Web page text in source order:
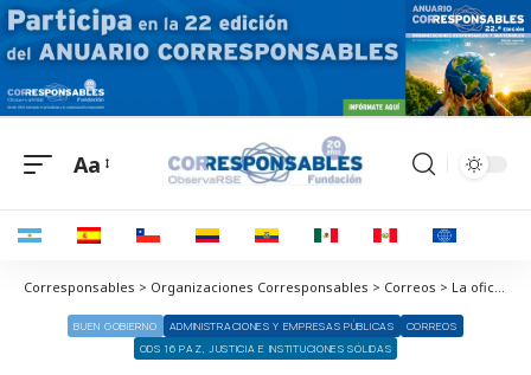
Aa
Corresponsables > Organizaciones Corresponsables > Correos > La oficina de Correos de Los Molares (Sevilla) estrena ubicación
BUEN GOBIERNO ADMINISTRACIONES Y EMPRESAS PÚBLICAS
CORREOS
ODS 16 PAZ, JUSTICIA E INSTITUCIONES SÓLIDAS